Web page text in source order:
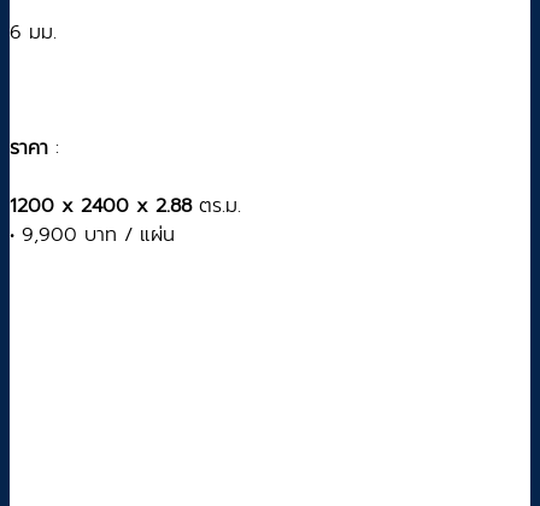
6 มม.
ราคา :
1200 x 2400 x 2.88ตร.ม.
• 9,900 บาท / แผ่น